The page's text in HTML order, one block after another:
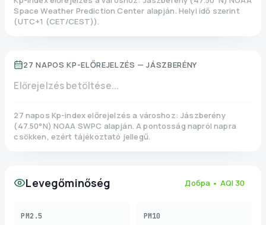
Space Weather Prediction Center alapján. Helyi idő szerint
(UTC+1 (CET/CEST)).
27 NAPOS KP-ELŐREJELZÉS — JÁSZBERÉNY
Előrejelzés betöltése...
27 napos Kp-index előrejelzés a városhoz: Jászberény
(47.50°N)NOAA SWPC alapján. A pontosság napról napra
csökken, ezért tájékoztató jellegű.
Levegőminőség Добра • AQI 30
PM2.5 PM10